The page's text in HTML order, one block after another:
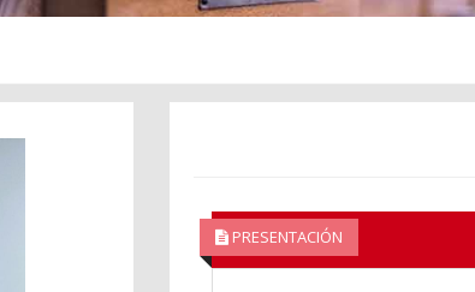
PRESENTACIÓN